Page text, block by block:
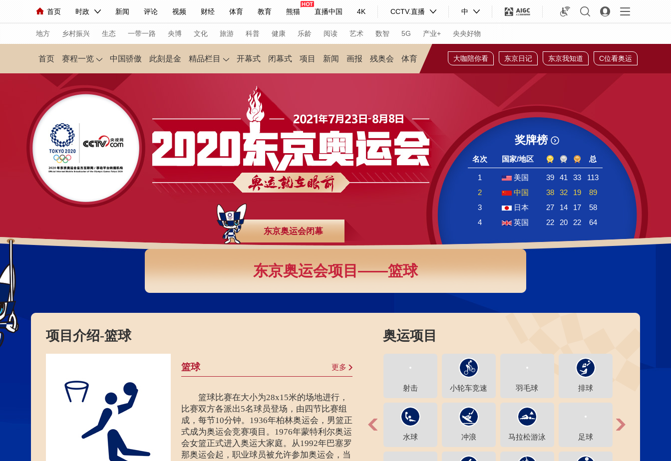
首页 时政 新闻 评论 视频 财经 体育 教育 熊猫 直播中国 4K CCTV.直播 中
人民领袖习近平 联播+ 中国领导人 央视快评 习式妙语 热解读 天天学习
直播 栏目大全 节目单 听音 微视频 主持人 下载央视影音
海外频道 iPanda English Монгол
地方 乡村振兴 生态 一带一路 央博 文化 旅游 科普 健康 乐龄 阅读 艺术 数智 5G 产业+ 央央好物
国际 法治 文娱 人物 公益 图片
人民领袖习近平 联播+ 热解读 天天学习 习式妙语 央视快评 央视网评 光华锐评 锋面
视频 小央直播 直播中国 熊猫频道 VR/AR 4K专区 全景新闻
现场 前线 比划 快看 新兵请入列 人生第一次 人生第二次
体育 竞猜 综合体育 亚冬会
体育江湖
财经 教育 一带一路 央博 阅读 产业+
首页 赛程一览 中国骄傲 此刻是金 精品栏目 开幕式 闭幕式 项目 新闻 画报 残奥会 体育 大咖陪你看 东京日记 东京我知道 C位看奥运
奖牌榜
名次 国家/地区 总
1 美国 39 41 33
113
2
中国 38 32 19
89
3
日本 27 14 17
58
4
英国 22 20 22 64
东京奥运会闭幕
东京奥运会项目——篮球
项目介绍-篮球
篮球 更多
篮球比赛在大小为28x15米的场地进行，
比赛双方各派出5名球员登场，由四节比赛组
成，每节10分钟。1936年柏林奥运会，男篮正
式成为奥运会竞赛项目。1976年蒙特利尔奥运
会女篮正式进入奥运大家庭。从1992年巴塞罗
那奥运会起，职业球员被允许参加奥运会，当
奥运项目
射击 小轮车竞速 羽毛球 排球
水球 冲浪 马拉松游泳 足球